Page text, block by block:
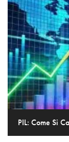
PIL: Come Si